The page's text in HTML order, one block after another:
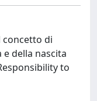
di
della nascita
to